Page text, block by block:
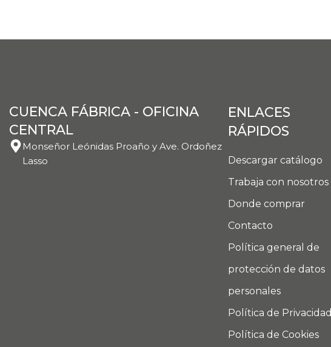
CUENCA FÁBRICA - OFICINA
CENTRAL
Monseñor Leónidas Proaño y Ave. Ordoñez
Lasso
ENLACES
RÁPIDOS
Descargar catálogo
Trabaja con nosotros
Donde comprar
Contacto
Política general de
protección de datos
personales
Política de Privacidad
Política de Cookies